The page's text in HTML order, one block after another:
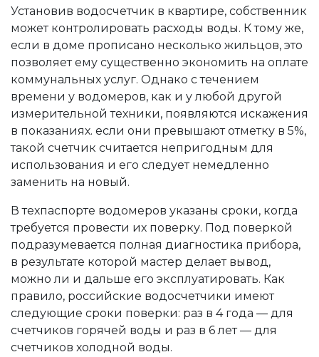
Установив водосчетчик в квартире, собственник
может контролировать расходы воды. К тому же,
если в доме прописано несколько жильцов, это
позволяет ему существенно экономить на оплате
коммунальных услуг. Однако с течением
времени у водомеров, как и у любой другой
измерительной техники, появляются искажения
в показаниях. если они превышают отметку в 5%,
такой счетчик считается непригодным для
использования и его следует немедленно
заменить на новый.
В техпаспорте водомеров указаны сроки, когда
требуется провести их поверку. Под поверкой
подразумевается полная диагностика прибора,
в результате которой мастер делает вывод,
можно ли и дальше его эксплуатировать. Как
правило, российские водосчетчики имеют
следующие сроки поверки: раз в 4 года — для
счетчиков горячей воды и раз в 6 лет — для
счетчиков холодной воды.